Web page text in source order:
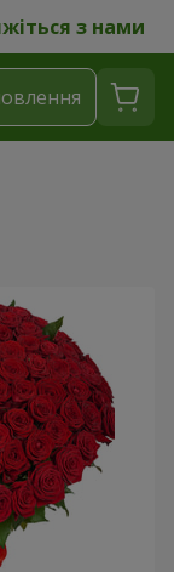
з нами